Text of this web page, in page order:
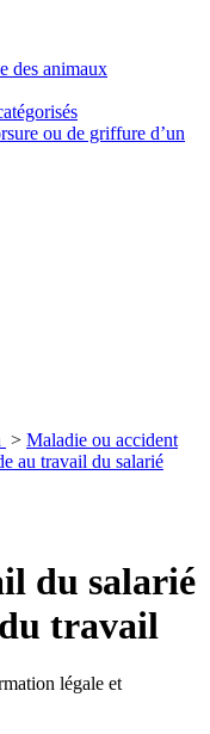
des animaux
ou de griffure d’un
> Maladie ou accident
au travail du salarié
du salarié
travail
légale et